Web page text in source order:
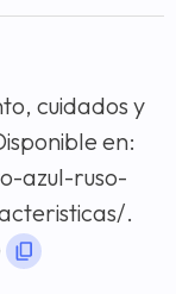
cuidados y
en:
azul-ruso-
.